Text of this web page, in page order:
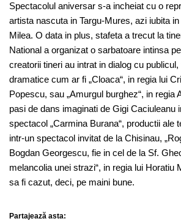
Spectacolul aniversar s-a incheiat cu o
artista nascuta in Targu-Mures, azi iubita
Milea. O data in plus, stafeta a trecut la
National a organizat o sarbatoare intinsa
creatorii tineri au intrat in dialog cu
dramatice cum ar fi „Cloaca“, in regia lui
Popescu, sau „Amurgul burghez“, in regia
pasi de dans imaginati de Gigi Caciuleanu
spectacol „Carmina Burana“, productii ale
intr-un spectacol invitat de la Chisinau,
Bogdan Georgescu, fie in cel de la Sf.
melancolia unei strazi“, in regia lui Horatiu
sa fi cazut, deci, pe maini bune.
Partajează asta: